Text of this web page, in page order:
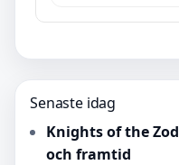
Senaste idag
Knights of the
och framtid